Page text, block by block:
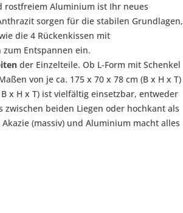
rostfreiem Aluminium ist Ihr neues
sorgen für die stabilen Grundlagen,
die 4 Rückenkissen mit
Entspannen ein.
der Einzelteile. Ob L-Form mit Schenkel
von je ca. 175 x 70 x 78 cm (B x H x T)
x H x T) ist vielfältig einsetzbar, entweder
beiden Liegen oder hochkant als
(massiv) und Aluminium macht alles